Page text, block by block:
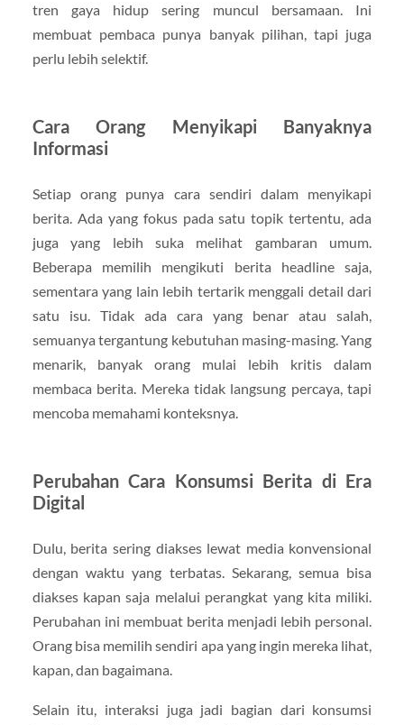
tren gaya hidup sering muncul bersamaan. Ini
membuat pembaca punya banyak pilihan, tapi juga
perlu lebih selektif.
Cara Orang Menyikapi Banyaknya
Informasi
Setiap orang punya cara sendiri dalam menyikapi
berita. Ada yang fokus pada satu topik tertentu, ada
juga yang lebih suka melihat gambaran umum.
Beberapa memilih mengikuti berita headline saja,
sementara yang lain lebih tertarik menggali detail dari
satu isu. Tidak ada cara yang benar atau salah,
semuanya tergantung kebutuhan masing-masing. Yang
menarik, banyak orang mulai lebih kritis dalam
membaca berita. Mereka tidak langsung percaya, tapi
mencoba memahami konteksnya.
Perubahan Cara Konsumsi Berita di Era
Digital
Dulu, berita sering diakses lewat media konvensional
dengan waktu yang terbatas. Sekarang, semua bisa
diakses kapan saja melalui perangkat yang kita miliki.
Perubahan ini membuat berita menjadi lebih personal.
Orang bisa memilih sendiri apa yang ingin mereka lihat,
kapan, dan bagaimana.
Selain itu, interaksi juga jadi bagian dari konsumsi